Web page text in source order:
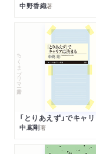
中野香織著
ちくまプリマー新書
中嶌剛著